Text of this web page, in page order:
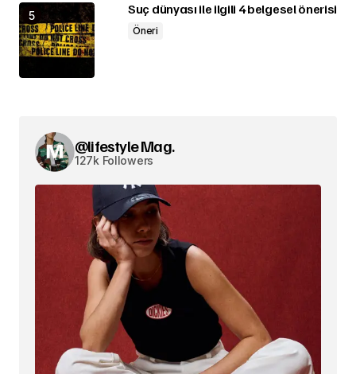
Suç dünyası ile ilgili 4 belgesel önerisi
Öneri
@lifestyle Mag.
127k Followers